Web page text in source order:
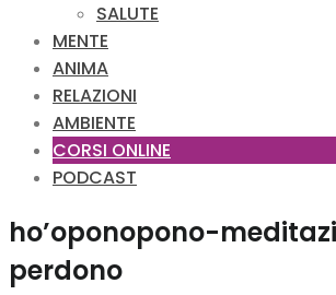
SALUTE
MENTE
ANIMA
RELAZIONI
AMBIENTE
CORSI ONLINE
PODCAST
ho’oponopono-
perdono